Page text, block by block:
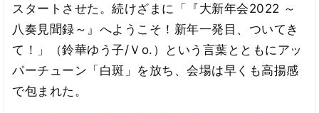
スタートさせた。続けざまに「『大新年会2022 ～
八奏見聞録～』へようこそ！新年一発目、ついてき
て！」（鈴華ゆう子/Ｖo.）という言葉とともにアッ
パーチューン「白斑」を放ち、会場は早くも高揚感
で包まれた。